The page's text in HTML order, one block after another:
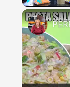
Play Unmute